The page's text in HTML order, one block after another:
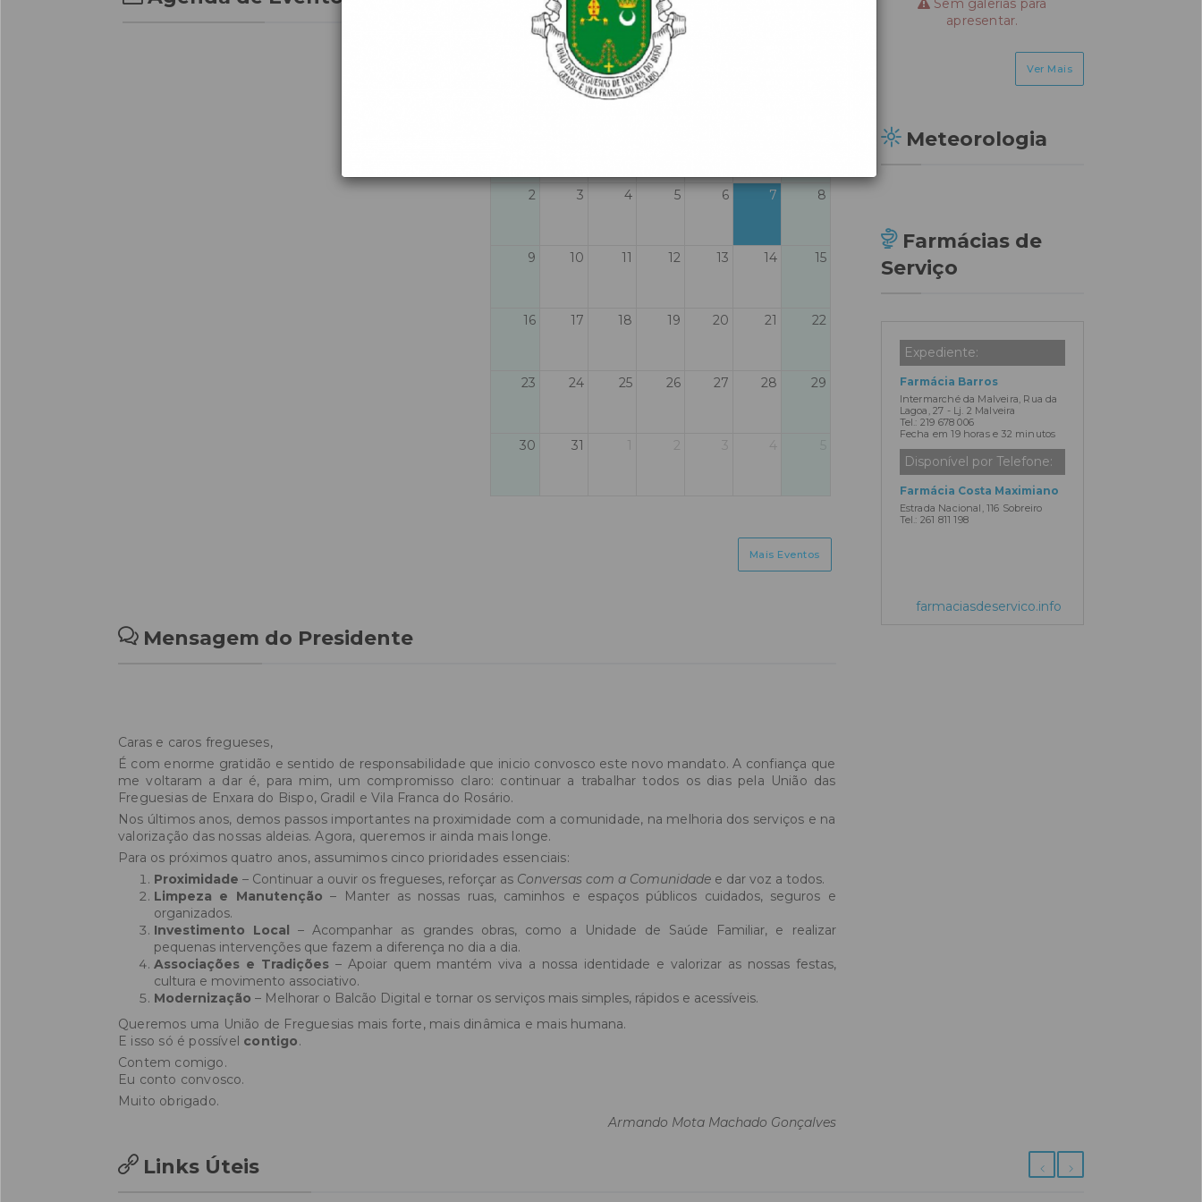
Agosto 2026
2 3 4 5 6 7 8
9 10 11 12 13 14 15
16 17 18 19 20 21 22
23 24 25 26 27 28 29
30 31 1 3 4
Mais Eventos
Mensagem do Presidente
Caras e caros fregueses,
É com enorme gratidão e sentido de responsabilidade que inicio convosco este novo mandato. A confiança que
me voltaram a dar é, para mim, um compromisso claro: continuar a trabalhar todos os dias pela União das
Freguesias de Enxara do Bispo, Gradil e Vila Franca do Rosário.
Nos últimos anos, demos passos importantes na proximidade com a comunidade, na melhoria dos serviços e na
valorização das nossas aldeias. Agora, queremos ir ainda mais longe.
Para os próximos quatro anos, assumimos cinco prioridades essenciais:
Proximidade – Continuar a ouvir os fregueses, reforçar as Conversas com a Comunidade e dar voz a todos.
Limpeza e Manutenção – Manter as nossas ruas, caminhos e espaços públicos cuidados, seguros e
organizados.
Investimento Local – Acompanhar as grandes obras, como a Unidade de Saúde Familiar, e realizar
pequenas intervenções que fazem a diferença no dia a dia.
Associações e Tradições– Apoiar quem mantém viva a nossa identidade e valorizar as nossas festas,
cultura e movimento associativo.
Modernização – Melhorar o Balcão Digital e tornar os serviços mais simples, rápidos e acessíveis.
Queremos uma União de Freguesias mais forte, mais dinâmica e mais humana.
E isso só é possível contigo.
Contem comigo.
Eu conto convosco.
Muito obrigado.
Armando Mota Machado Gonçalves
apresentar.
Ver Mais
Meteorologia
Farmácias de
Serviço
Expediente:
Farmácia Barros
Intermarché da Malveira, Rua da
Lagoa, 27 - Lj. 2 Malveira
Tel.: 219 678 006
Fecha em 19 horas e 32 minutos
Disponível por Telefone:
Farmácia Costa Maximiano
Estrada Nacional, 116 Sobreiro
Tel.: 261 811 198
farmaciasdeservico.info
Links Úteis